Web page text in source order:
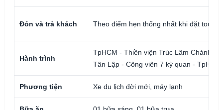
Đón và trả khách Theo điểm hẹn thống nhất khi đặt tour
Hành trình
TpHCM - Thiền viện Trúc Lâm Chánh
Tân Lập - Công viên 7 kỳ quan - TpHCM
Phương tiện Xe du lịch đời mới, máy lạnh